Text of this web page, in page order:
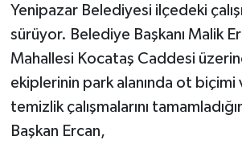
Yenipazar Belediyesi ilçedeki
sürüyor. Belediye Başkanı Malik
Mahallesi Kocataş Caddesi
ekiplerinin park alanında ot biçimi
temizlik çalışmalarını
Başkan Ercan,